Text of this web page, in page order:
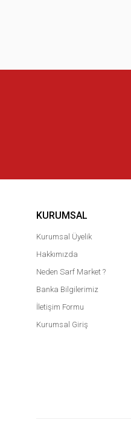
KURUMSAL
Kurumsal Üyelik
Hakkımızda
Neden Sarf Market ?
Banka Bilgilerimiz
İletişim Formu
Kurumsal Giriş